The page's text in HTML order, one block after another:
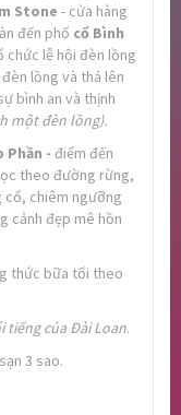
Stone - cửa hàng
đến phố cổ Bình
lễ hội đèn lồng
lồng và thả lên
bình an và thịnh
một đèn lồng).
Phần - điểm đến
theo đường rừng,
cổ, chiêm ngưỡng
cảnh đẹp mê hồn
thức bữa tối theo
tiếng của Đài Loan.
3 sao.